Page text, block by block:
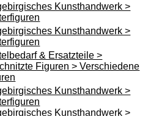
Kunsthandwerk >
Kunsthandwerk >
& Ersatzteile >
Figuren > Verschiedene
Kunsthandwerk >
Kunsthandwerk >